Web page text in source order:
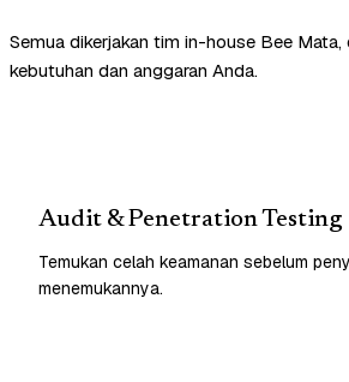
Semua dikerjakan tim in-house Bee Mata,
kebutuhan dan anggaran Anda.
Audit & Penetration Testing
Temukan celah keamanan sebelum
menemukannya.